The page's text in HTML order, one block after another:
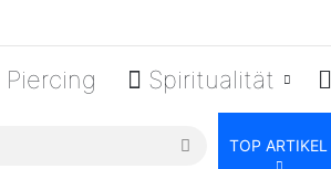
Piercing Spiritualität
SuchenTOP ARTIKEL